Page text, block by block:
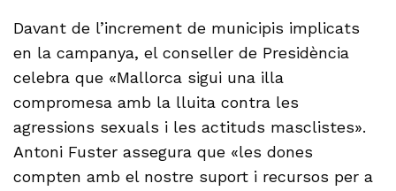
Davant de l’increment de municipis implicats
en la campanya, el conseller de Presidència
celebra que «Mallorca sigui una illa
compromesa amb la lluita contra les
agressions sexuals i les actituds masclistes».
Antoni Fuster assegura que «les dones
compten amb el nostre suport i recursos per a